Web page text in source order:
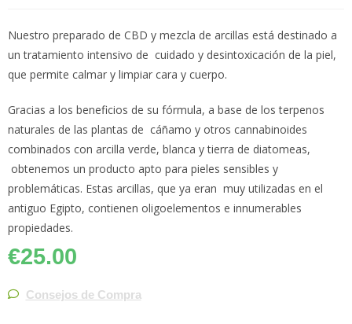
Nuestro preparado de CBD y mezcla de arcillas está destinado a
un tratamiento intensivo de cuidado y desintoxicación de la piel,
que permite calmar y limpiar cara y cuerpo.
Gracias a los beneficios de su fórmula, a base de los terpenos
naturales de las plantas de cáñamo y otros cannabinoides
combinados con arcilla verde, blanca y tierra de diatomeas,
obtenemos un producto apto para pieles sensibles y
problemáticas. Estas arcillas, que ya eran muy utilizadas en el
antiguo Egipto, contienen oligoelementos e innumerables
propiedades.
€25.00
Consejos de Compra